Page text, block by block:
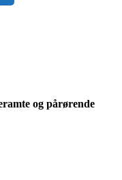
og pårørende